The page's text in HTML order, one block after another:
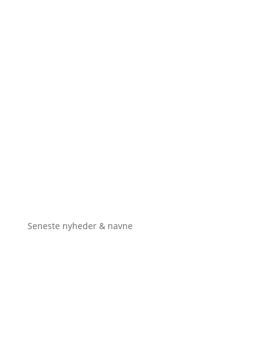
Seneste nyheder & navne